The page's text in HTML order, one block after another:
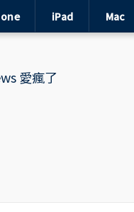
iPad Mac